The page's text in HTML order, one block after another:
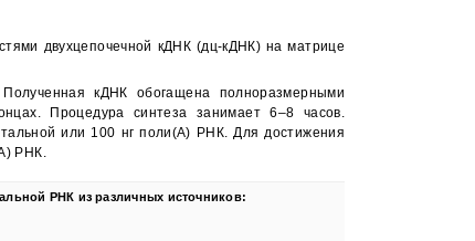
двухцепочечной кДНК (дц-кДНК) на матрице
кДНК обогащена полноразмерными
Процедура синтеза занимает 6–8 часов.
или 100 нг поли(А) РНК. Для достижения
РНК.
РНК из различных источников: